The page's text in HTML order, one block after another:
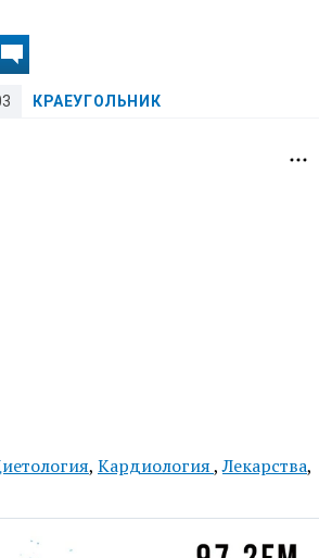
КРАЕУГОЛЬНИК
, Кардиология,Лекарства,